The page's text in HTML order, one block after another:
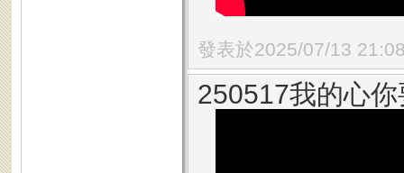
發表於2025/07/13
250517我的心